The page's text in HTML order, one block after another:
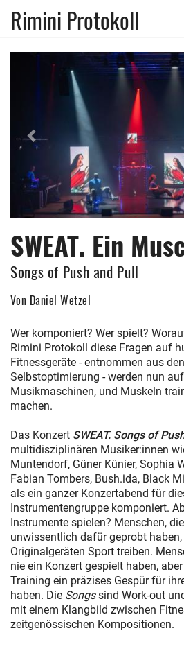
Rimini Protokoll
Previous
SWEAT. Ein
Songs of Push and Pull
Von Daniel Wetzel
Wer komponiert? Wer spielt?
Rimini Protokoll diese Fragen auf
Fitnessgeräte - entnommen aus
Selbstoptimierung - werden nun
Musikmaschinen, und Muskeln
machen.
Das Konzert SWEAT. Songs of
multidisziplinären Musiker:innen
Muntendorf, Güner Künier, Sophia
Fabian Tombers, Bush.ida, Black
als ein ganzer Konzertabend für
Instrumentengruppe komponiert.
Instrumente spielen? Menschen,
unwissentlich dafür geprobt
Originalgeräten Sport treiben.
nie ein Konzert gespielt haben,
Training ein präzises Gespür für
haben. Die Songssind Work-out
mit einem Klangbild zwischen
zeitgenössischen Kompositionen.